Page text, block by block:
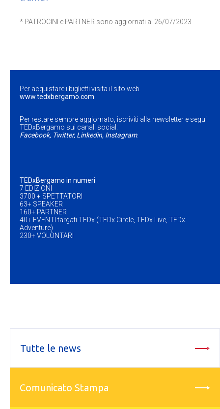
* PATROCINI e PARTNER sono aggiornati al 26/07/2023
Per acquistare i biglietti visita il sito web
www.tedxbergamo.com
Per restare sempre aggiornato, iscriviti alla newsletter e segui
TEDxBergamo sui canali social:
Facebook, Twitter, Linkedin, Instagram.
TEDxBergamo in numeri
7 EDIZIONI
3700 + SPETTATORI
63+ SPEAKER
160+ PARTNER
40+ EVENTI targati TEDx (TEDx Circle, TEDx Live, TEDx
Adventure)
230+ VOLONTARI
Tutte le news
Comunicato Stampa